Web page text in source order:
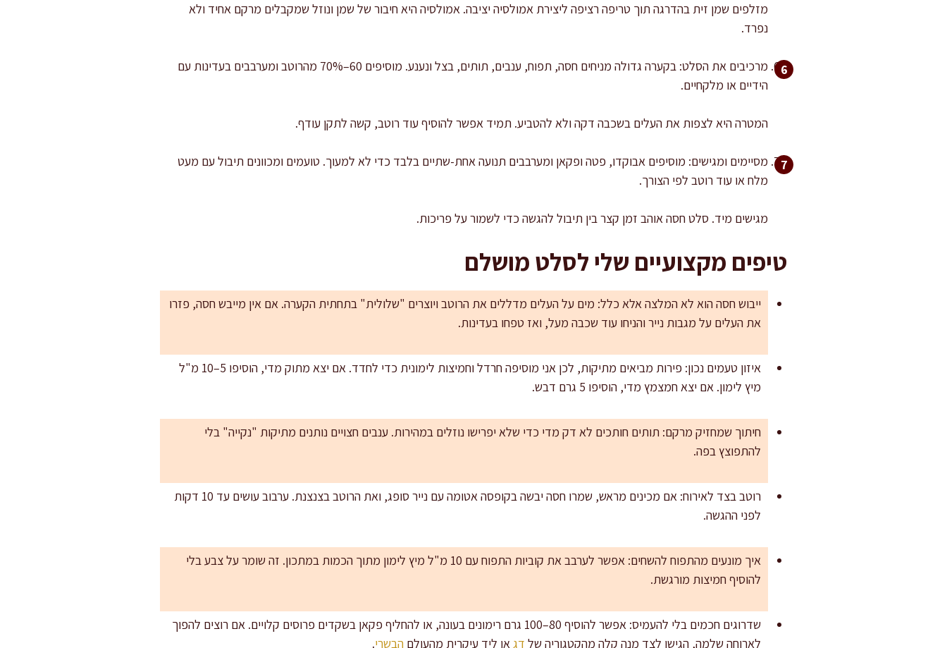
מזלפים שמן זית בהדרגה תוך טריפה רציפה ליצירת אמולסיה יציבה. אמולסיה היא חיבור של שמן ונוזל שמקבלים מרקם אחיד ולא
נפרד.
מרכיבים את הסלט: בקערה גדולה מניחים חסה, תפוח, ענבים, תותים, בצל ונענע. מוסיפים 60–70% מהרוטב ומערבבים בעדינות עם
הידיים או מלקחיים.
המטרה היא לצפות את העלים בשכבה דקה ולא להטביע. תמיד אפשר להוסיף עוד רוטב, קשה לתקן עודף.
מסיימים ומגישים: מוסיפים אבוקדו, פטה ופקאן ומערבבים תנועה אחת-שתיים בלבד כדי לא למעוך. טועמים ומכוונים תיבול עם מעט
מלח או עוד רוטב לפי הצורך.
מגישים מיד. סלט חסה אוהב זמן קצר בין תיבול להגשה כדי לשמור על פריכות.
טיפים מקצועיים שלי לסלט מושלם
ייבוש חסה הוא לא המלצה אלא כלל: מים על העלים מדללים את הרוטב ויוצרים "שלולית" בתחתית הקערה. אם אין מייבש חסה, פזרו
את העלים על מגבות נייר והניחו עוד שכבה מעל, ואז טפחו בעדינות.
איזון טעמים נכון: פירות מביאים מתיקות, לכן אני מוסיפה חרדל וחמיצות לימונית כדי לחדד. אם יצא מתוק מדי, הוסיפו 5–10 מ"ל
מיץ לימון. אם יצא חמצמץ מדי, הוסיפו 5 גרם דבש.
חיתוך שמחזיק מרקם: תותים חותכים לא דק מדי כדי שלא יפרישו נוזלים במהירות. ענבים חצויים נותנים מתיקות "נקייה" בלי
להתפוצץ בפה.
רוטב בצד לאירוח: אם מכינים מראש, שמרו חסה יבשה בקופסה אטומה עם נייר סופג, ואת הרוטב בצנצנת. ערבוב עושים עד 10 דקות
לפני ההגשה.
איך מונעים מהתפוח להשחים: אפשר לערבב את קוביות התפוח עם 10 מ"ל מיץ לימון מתוך הכמות במתכון. זה שומר על צבע בלי
להוסיף חמיצות מורגשת.
שדרוגים חכמים בלי להעמיס: אפשר להוסיף 80–100 גרם רימונים בעונה, או להחליף פקאן בשקדים פרוסים קלויים. אם רוצים להפוך
לארוחה שלמה, הגישו לצד מנה קלה מהקטגוריה של דגאו ליד עיקרית מהעולם הבשרי.